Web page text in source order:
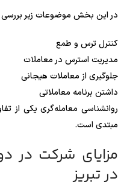
در این بخش موضوعات زیر
کنترل ترس و طمع
مدیریت استرس در معاملات
جلوگیری از معاملات هیجانی
داشتن برنامه معاملاتی
روانشناسی معامله‌گری یکی از
مبتدی است.
مزایای شرکت در
در تبریز